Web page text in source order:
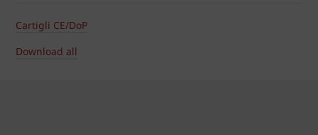
Cartigli CE/DoP
Download all